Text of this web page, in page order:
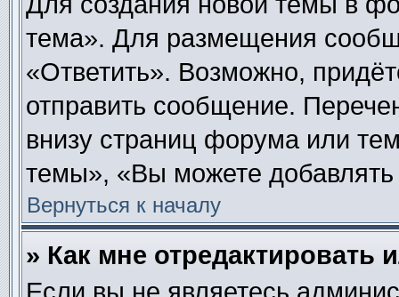
тема». Для размещения
«Ответить». Возможно,
отправить сообщение.
внизу страниц форума или
темы», «Вы можете добавлять
Вернуться к началу
» Как мне отредактировать